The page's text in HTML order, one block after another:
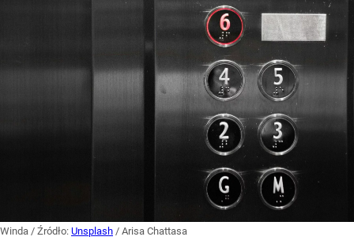
Winda / Źródło: Unsplash / Arisa Chattasa